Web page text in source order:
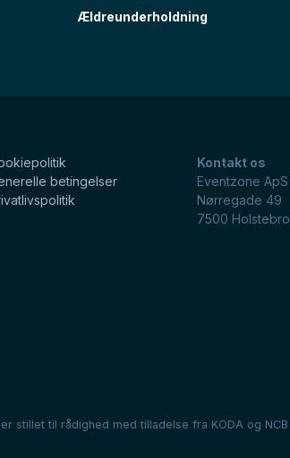
Ældreunderholdning
betingelser
Kontakt os
Eventzone ApS
Nørregade 49
7500 Holstebro
stillet til rådighed med tilladelse fra KODA og NCB